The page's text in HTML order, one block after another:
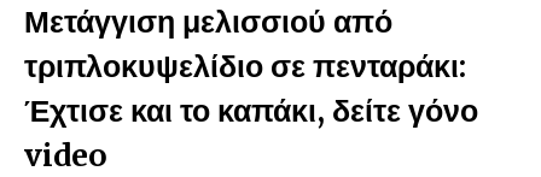
Μετάγγιση μελισσιού από
τριπλοκυψελίδιο σε πενταράκι:
Έχτισε και το καπάκι, δείτε γόνο
video